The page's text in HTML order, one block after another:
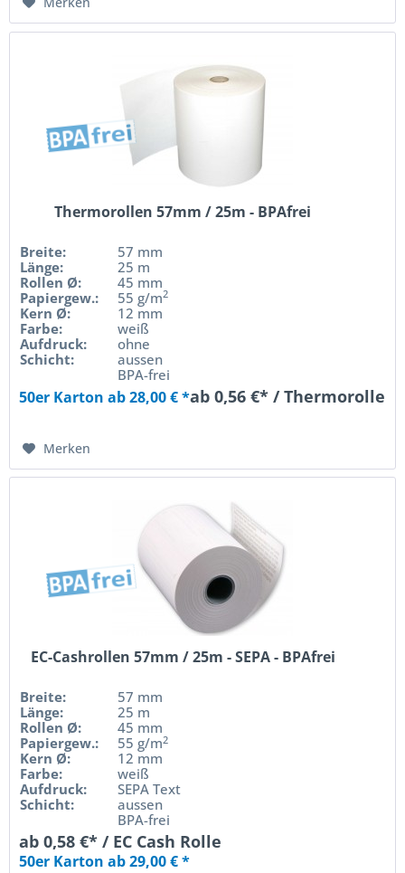
Thermorollen 57mm / 25m - BPAfrei
Breite:
57 mm
Länge:
25 m
Rollen Ø:
45 mm
Papiergew.:
55 g/m2
Kern Ø:
12 mm
Farbe:
weiß
Aufdruck:
ohne
Schicht:
aussen
BPA-frei
ab 0,56 €* / Thermorolle
50er Karton ab 28,00 € *
Merken
EC-Cashrollen 57mm / 25m - SEPA - BPAfrei
Breite:
57 mm
Länge:
25 m
Rollen Ø:
45 mm
Papiergew.:
55 g/m2
Kern Ø:
12 mm
Farbe:
weiß
Aufdruck:
SEPA Text
Schicht:
aussen
BPA-frei
ab 0,58 €* / EC Cash Rolle
50er Karton ab 29,00 € *